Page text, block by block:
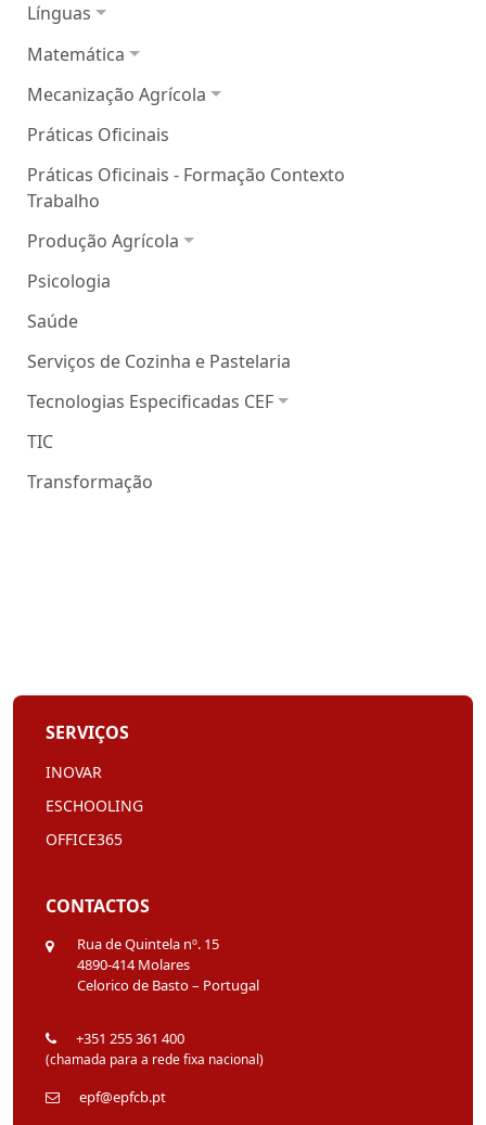
Línguas
Matemática
Mecanização Agrícola
Práticas Oficinais
Práticas Oficinais - Formação Contexto
Trabalho
Produção Agrícola
Psicologia
Saúde
Serviços de Cozinha e Pastelaria
Tecnologias Especificadas CEF
TIC
Transformação
SERVIÇOS
INOVAR
ESCHOOLING
OFFICE365
CONTACTOS
Rua de Quintela nº. 15
4890-414 Molares
Celorico de Basto – Portugal
+351 255 361 400
(chamada para a rede fixa nacional)
epf@epfcb.pt